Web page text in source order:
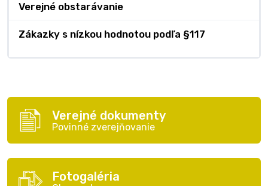
Verejné obstarávanie
Zákazky s nízkou hodnotou podľa §117
Verejné dokumenty
Povinné zverejňovanie
Fotogaléria